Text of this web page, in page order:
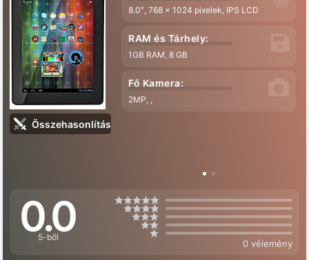
Összehasonlítás
8.0″, 768 x 1024 pixelek, IPS LCD
RAM és Tárhely:
1GB RAM, 8 GB
Fő Kamera:
2MP, ,
0.0
5-ből
0 vélemény